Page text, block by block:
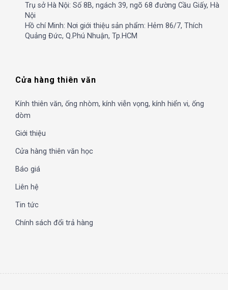
Trụ sở Hà Nội: Số 8B, ngách 39, ngõ 68 đường Cầu Giấy, Hà
Nội
Hồ chí Minh: Nơi giới thiệu sản phẩm: Hẻm 86/7, Thích
Quảng Đức, Q.Phú Nhuận, Tp.HCM
Cửa hàng thiên văn
Kính thiên văn, ống nhòm, kính viễn vọng, kính hiển vi, ống
dòm
Giới thiệu
Cửa hàng thiên văn học
Báo giá
Liên hệ
Tin tức
Chính sách đổi trả hàng